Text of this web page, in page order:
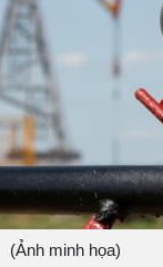
(Ảnh minh họa)